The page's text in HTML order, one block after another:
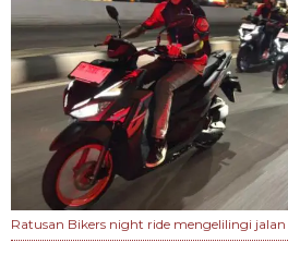
Ratusan Bikers night ride mengelilingi